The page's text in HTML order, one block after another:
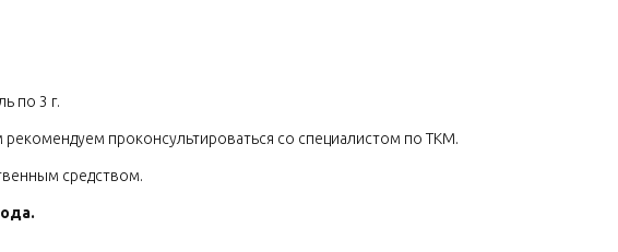
по 3 г.
проконсультироваться со специалистом по ТКМ.
средством.